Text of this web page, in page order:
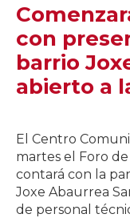
con
barrio
abierto a
El Centro
martes el Foro
contará con la
Joxe Abaurrea
de personal